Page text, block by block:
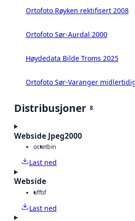
Ortofoto Røyken rektifisert 2008
Ortofoto Sør-Aurdal 2000
Høydedata Bilde Troms 2025
Ortofoto Sør-Varanger
Distribusjoner 8
Webside Jpeg2000
octetbin
Last ned
Webside
tifftif
Last ned